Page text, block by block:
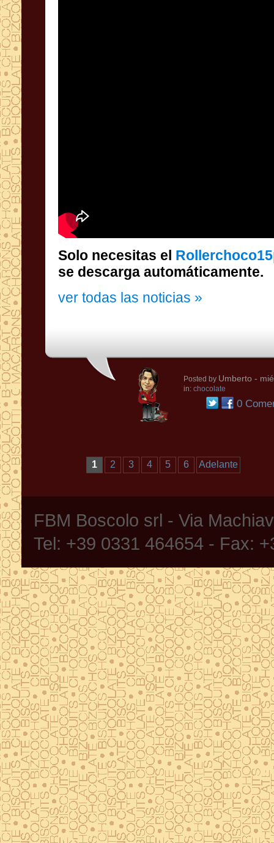
Solo necesitas el
se descarga automáticamente.
ver todas las noticias »
Posted by Umberto -
in: chocolate
0
1 2 3 4 5 6 Adelante
FBM Boscolo srl - Via
Tel: +39 0331 464654 - Fax: